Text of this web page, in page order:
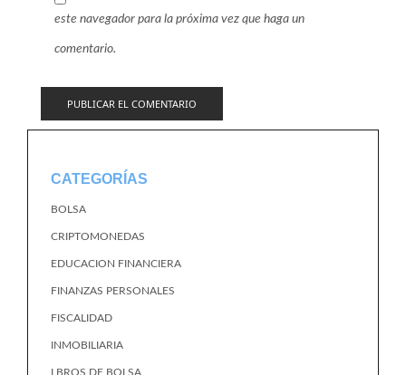
este navegador para la próxima vez que haga un
comentario.
CATEGORÍAS
BOLSA
CRIPTOMONEDAS
EDUCACION FINANCIERA
FINANZAS PERSONALES
FISCALIDAD
INMOBILIARIA
LBROS DE BOLSA